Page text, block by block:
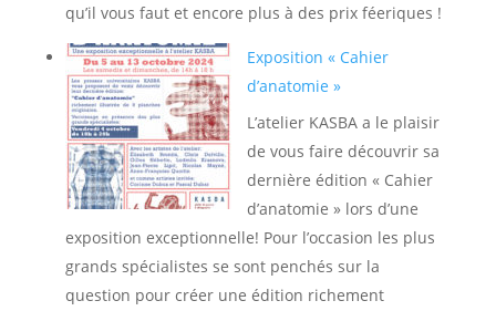
qu’il vous faut et encore plus à des prix féeriques !
Exposition « Cahier
d’anatomie »
L’atelier KASBA a le plaisir
de vous faire découvrir sa
dernière édition « Cahier
d’anatomie » lors d’une
exposition exceptionnelle! Pour l’occasion les plus
grands spécialistes se sont penchés sur la
question pour créer une édition richement